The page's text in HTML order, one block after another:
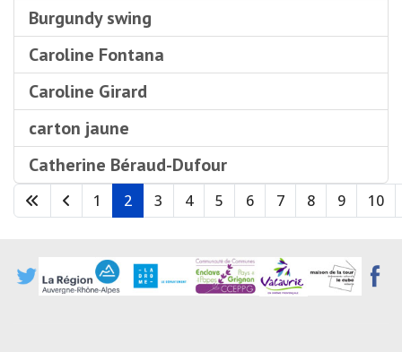
Burgundy swing
Caroline Fontana
Caroline Girard
carton jaune
Catherine Béraud-Dufour
Page 2 sur 13
1 2 3 4 5 6 7 8 9 10